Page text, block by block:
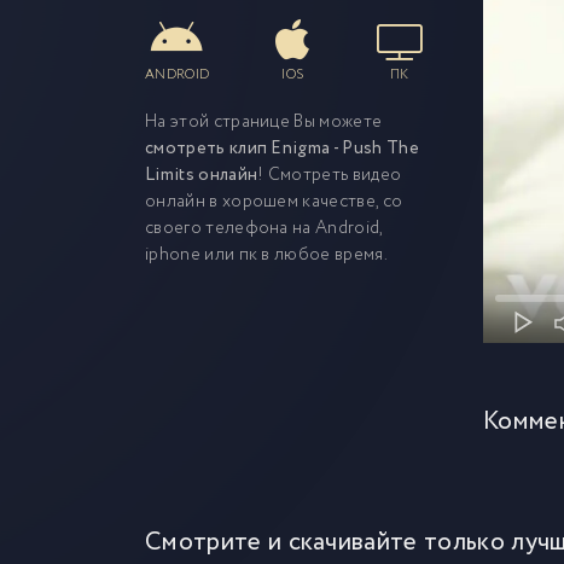
ANDROID IOS ПК
На этой странице Вы можете
смотреть клип Enigma - Push The
Limits онлайн! Смотреть видео
онлайн в хорошем качестве, со
своего телефона на Android,
iphone или пк в любое время.
Смотрите и скачивайте только